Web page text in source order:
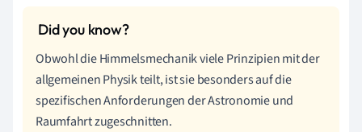
Obwohl die Himmelsmechanik viele Prinzipien mit der
allgemeinen Physik teilt, ist sie besonders auf die
spezifischen Anforderungen der Astronomie und
Raumfahrt zugeschnitten.